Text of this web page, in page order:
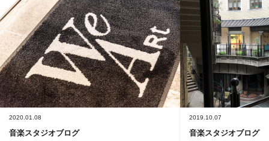
2020.01.08
音楽スタジオブログ
2019.10.07
音楽スタジオブログ